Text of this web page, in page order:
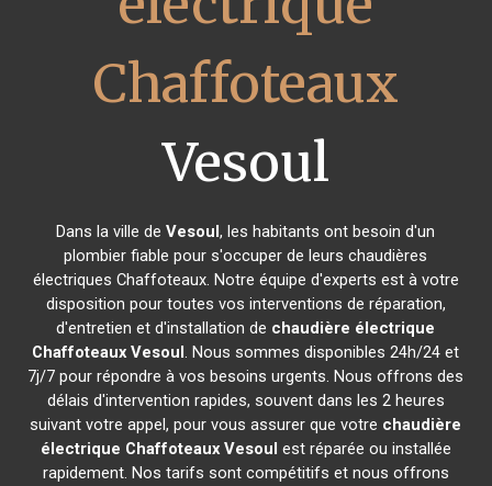
Chaffoteaux
Vesoul
Dans la ville deVesoul, les habitants ont besoin d'un
plombier fiable pour s'occuper de leurs chaudières
électriques Chaffoteaux. Notre équipe d'experts est à votre
disposition pour toutes vos interventions de réparation,
d'entretien et d'installation de chaudière électrique
Chaffoteaux Vesoul. Nous sommes disponibles 24h/24 et
7j/7 pour répondre à vos besoins urgents. Nous offrons des
délais d'intervention rapides, souvent dans les 2 heures
suivant votre appel, pour vous assurer que votre chaudière
électrique Chaffoteaux Vesoul est réparée ou installée
rapidement. Nos tarifs sont compétitifs et nous offrons